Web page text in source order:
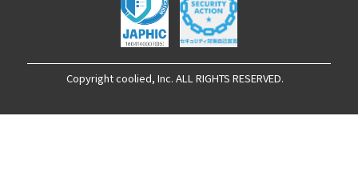
Copyright coolied, Inc. ALL RIGHTS RESERVED.